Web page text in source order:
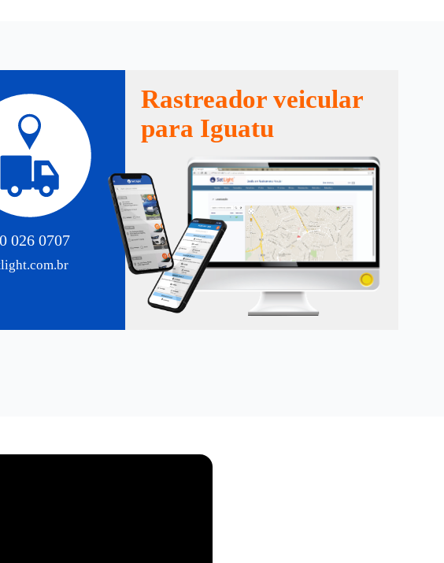
026 0707
Rastreador veicular
para Iguatu